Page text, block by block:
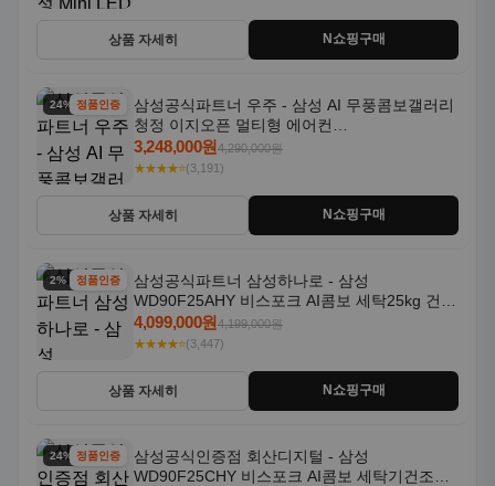
상품 자세히 N쇼핑구매
24% 할인정품인증
삼성공식파트너 우주 - 삼성 AI 무풍콤보갤러리
청정 이지오픈 멀티형 에어컨
AF80F17D22WRS 기본설치포함
3,248,000원4,290,000원
★★★★⭐(3,191)
상품 자세히 N쇼핑구매
2% 할인정품인증
삼성공식파트너 삼성하나로 - 삼성
WD90F25AHY 비스포크 AI콤보 세탁25kg 건조
18kg 자동문열림 1등급
4,099,000원4,199,000원
★★★★⭐(3,447)
상품 자세히 N쇼핑구매
24% 할인정품인증
삼성공식인증점 회산디지털 - 삼성
WD90F25CHY 비스포크 AI콤보 세탁기건조기